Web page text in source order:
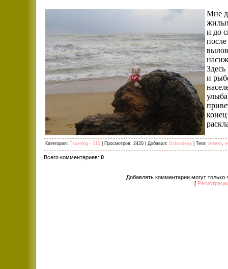
Мне
и до
и
Категория: Travelog - 010 Просмотров: 2420 | Добавил: Dobrodeya Теги: землю,
Всего комментариев: 0
Добавлять комментарии могут только
[